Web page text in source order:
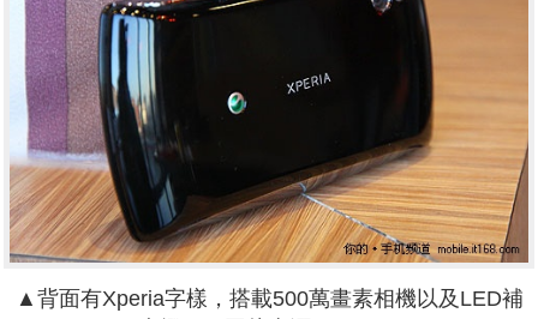
▲背面有Xperia字樣，搭載500萬畫素相機以及LED補